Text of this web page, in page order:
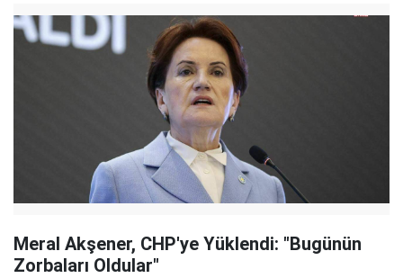
Meral Akşener, CHP'ye Yüklendi: "Bugünün
Zorbaları Oldular"